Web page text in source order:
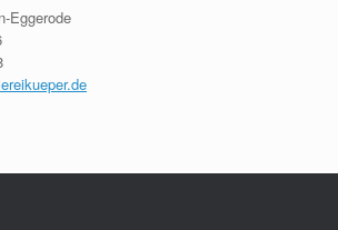
Eggerode